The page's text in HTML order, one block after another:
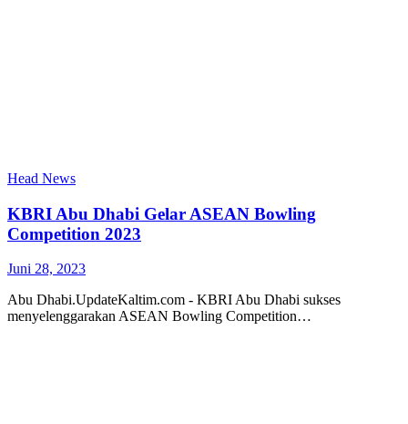
Head News
KBRI Abu Dhabi Gelar ASEAN Bowling
Competition 2023
Juni 28, 2023
Abu Dhabi.UpdateKaltim.com - KBRI Abu Dhabi sukses
menyelenggarakan ASEAN Bowling Competition…